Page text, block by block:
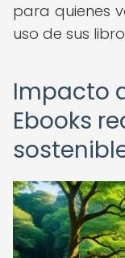
para quienes
uso de sus
Impacto
Ebooks